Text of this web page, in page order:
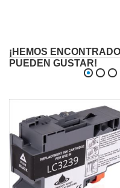
¡HEMOS
PUEDEN GUSTAR!